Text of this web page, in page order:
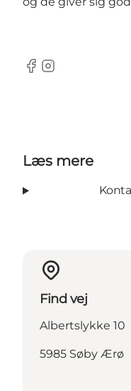
Facebook
Instagram
Læs mere
Find vej
Albertslykke 10
5985 Søby Ærø